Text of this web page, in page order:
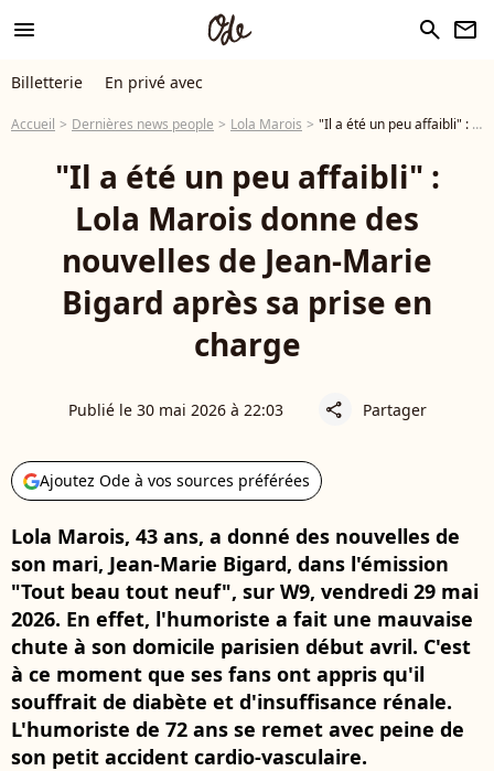
menu search newsletter
Billetterie En privé avec
Accueil Dernières news people Lola Marois "Il a été un peu affaibli" : Lola Marois donne des nouvelles de Jean-Marie Bigard après sa prise en charge
"Il a été un peu affaibli" :
Lola Marois donne des
nouvelles de Jean-Marie
Bigard après sa prise en
charge
Publié le 30 mai 2026 à 22:03 share Partager
Ajoutez Ode à vos sources préférées
Lola Marois, 43 ans, a donné des nouvelles de
son mari, Jean-Marie Bigard, dans l'émission
"Tout beau tout neuf", sur W9, vendredi 29 mai
2026. En effet, l'humoriste a fait une mauvaise
chute à son domicile parisien début avril. C'est
à ce moment que ses fans ont appris qu'il
souffrait de diabète et d'insuffisance rénale.
L'humoriste de 72 ans se remet avec peine de
son petit accident cardio-vasculaire.